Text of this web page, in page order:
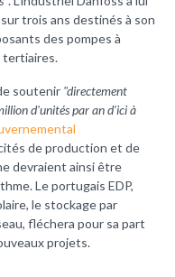
trois ans destinés à son
des pompes à
tertiaires.
soutenir "directement
d'unités par an d'ici à
de production et de
devraient ainsi être
Le portugais EDP,
le stockage par
fléchera pour sa part
projets.